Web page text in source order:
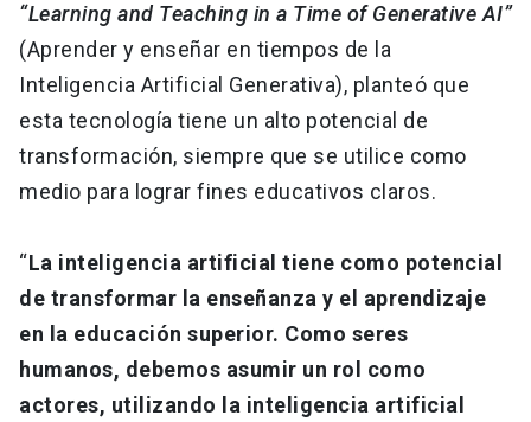
“Learning and Teaching in a Time of Generative AI”
(Aprender y enseñar en tiempos de la
Inteligencia Artificial Generativa), planteó que
esta tecnología tiene un alto potencial de
transformación, siempre que se utilice como
medio para lograr fines educativos claros.
“La inteligencia artificial tiene como potencial
de transformar la enseñanza y el aprendizaje
en la educación superior. Como seres
humanos, debemos asumir un rol como
actores, utilizando la inteligencia artificial